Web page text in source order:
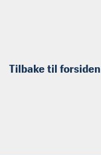
Tilbake til forsiden